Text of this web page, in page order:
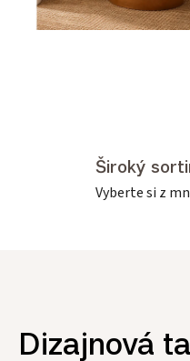
Široký
Vyberte si z
Dizajnová